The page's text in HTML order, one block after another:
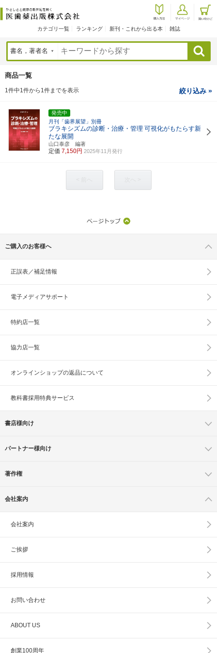
カテゴリ一覧 ランキング 新刊・これから出る本 雑誌
検索
商品一覧
1件中1件から1件までを表示 絞り込み »
発売中
月刊「歯界展望」別冊
ブラキシズムの診断・治療・管理 可視化がもたらす新
たな展開
山口泰彦 編著
定価 7,150円 2025年11月発行
ご購入のお客様へ
正誤表／補足情報
電子メディアサポート
特約店一覧
協力店一覧
オンラインショップの返品について
教科書採用特典サービス
書店様向け
パートナー様向け
著作権
会社案内
会社案内
ご挨拶
採用情報
お問い合わせ
ABOUT US
創業100周年